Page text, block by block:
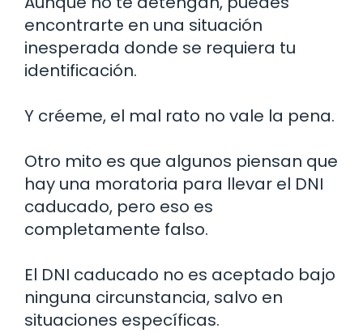
encontrarte en una situación
inesperada donde se requiera tu
identificación.
Y créeme, el mal rato no vale la pena.
Otro mito es que algunos piensan que
hay una moratoria para llevar el DNI
caducado, pero eso es
completamente falso.
El DNI caducado no es aceptado bajo
ninguna circunstancia, salvo en
situaciones específicas.